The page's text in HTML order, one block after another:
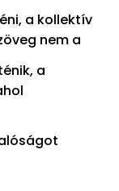
a kollektív
nem a
a